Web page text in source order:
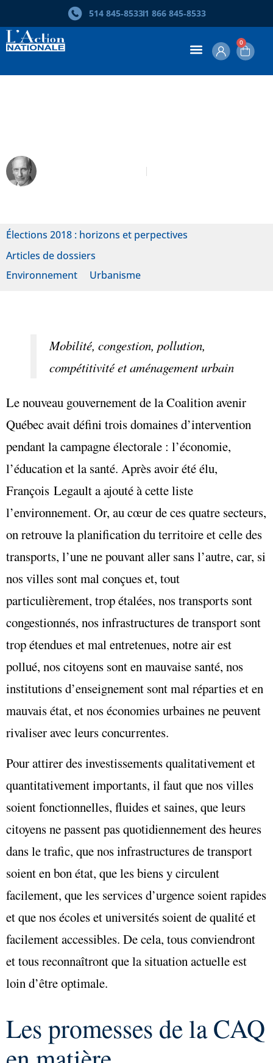
514 845‑85331 866 845‑8533
0
Élections 2018 : horizons et perpectives
Articles de dossiers
Environnement
Urbanisme
Mobilité, congestion, pollution,
compétitivité et aménagement urbain
Le nouveau gouvernement de la Coalition avenir
Québec avait défini trois domaines d’intervention
pendant la campagne électorale : l’économie,
l’éducation et la santé. Après avoir été élu,
François Legault a ajouté à cette liste
l’environnement. Or, au cœur de ces quatre secteurs,
on retrouve la planification du territoire et celle des
transports, l’une ne pouvant aller sans l’autre, car, si
nos villes sont mal conçues et, tout
particulièrement, trop étalées, nos transports sont
congestionnés, nos infrastructures de transport sont
trop étendues et mal entretenues, notre air est
pollué, nos citoyens sont en mauvaise santé, nos
institutions d’enseignement sont mal réparties et en
mauvais état, et nos économies urbaines ne peuvent
rivaliser avec leurs concurrentes.
Pour attirer des investissements qualitativement et
quantitativement importants, il faut que nos villes
soient fonctionnelles, fluides et saines, que leurs
citoyens ne passent pas quotidiennement des heures
dans le trafic, que nos infrastructures de transport
soient en bon état, que les biens y circulent
facilement, que les services d’urgence soient rapides
et que nos écoles et universités soient de qualité et
facilement accessibles. De cela, tous conviendront
et tous reconnaîtront que la situation actuelle est
loin d’être optimale.
Les promesses de la CAQ